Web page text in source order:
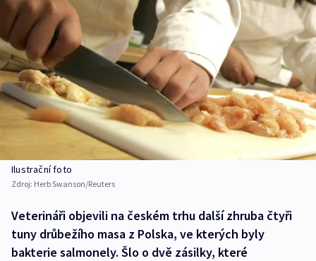
Ilustrační foto
Zdroj: Herb Swanson/Reuters
Veterináři objevili na českém trhu další zhruba čtyři
tuny drůbežího masa z Polska, ve kterých byly
bakterie salmonely. Šlo o dvě zásilky, které